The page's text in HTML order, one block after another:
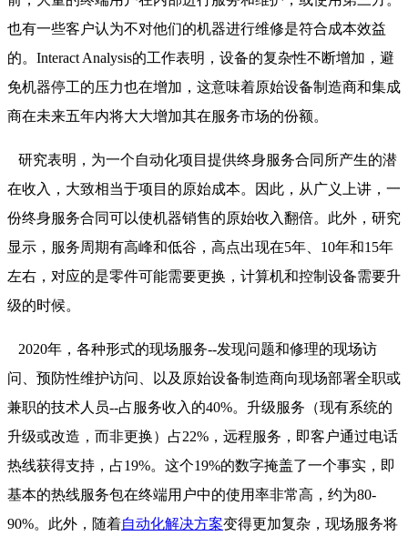
也有一些客户认为不对他们的机器进行维修是符合成本效益
的。Interact Analysis的工作表明，设备的复杂性不断增加，避
免机器停工的压力也在增加，这意味着原始设备制造商和集成
商在未来五年内将大大增加其在服务市场的份额。
研究表明，为一个自动化项目提供终身服务合同所产生的潜
在收入，大致相当于项目的原始成本。因此，从广义上讲，一
份终身服务合同可以使机器销售的原始收入翻倍。此外，研究
显示，服务周期有高峰和低谷，高点出现在5年、10年和15年
左右，对应的是零件可能需要更换，计算机和控制设备需要升
级的时候。
2020年，各种形式的现场服务--发现问题和修理的现场访
问、预防性维护访问、以及原始设备制造商向现场部署全职或
兼职的技术人员--占服务收入的40%。升级服务（现有系统的
升级或改造，而非更换）占22%，远程服务，即客户通过电话
热线获得支持，占19%。这个19%的数字掩盖了一个事实，即
基本的热线服务包在终端用户中的使用率非常高，约为80-
90%。此外，随着自动化解决方案变得更加复杂，现场服务将